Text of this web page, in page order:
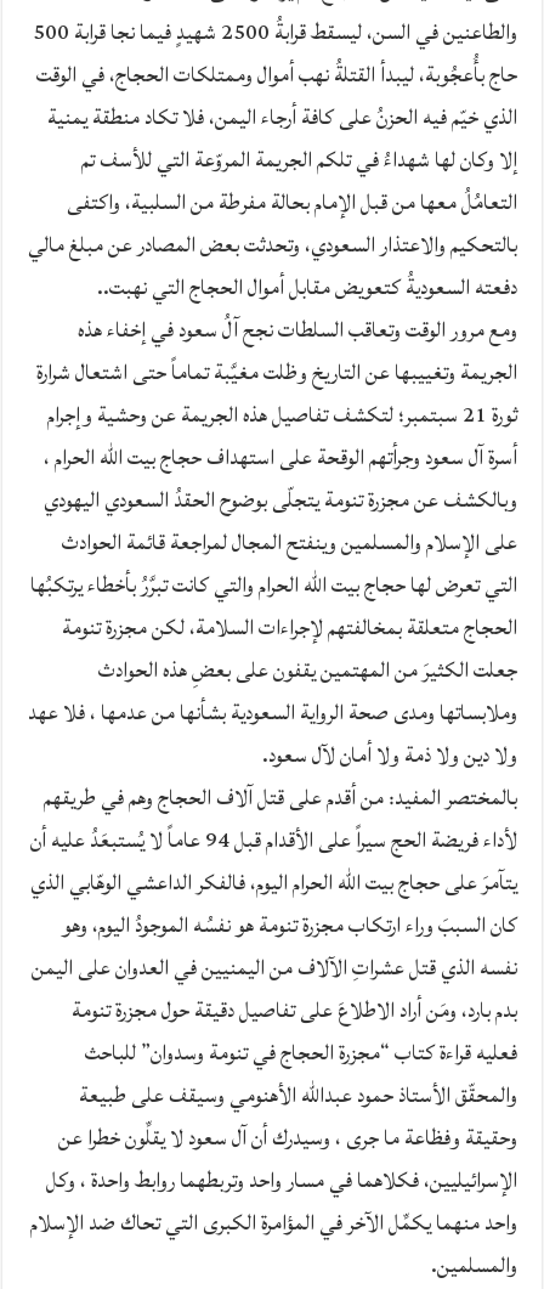
والطاعنين في السن، ليسقط قرابةُ 2500 شهيدٍ فيما نجا قرابة 500
حاج بأُعجُوبة، ليبدأ القتلةُ نهب أموال وممتلكات الحجاج، في الوقت
الذي خيّم فيه الحزنُ على كافة أرجاء اليمن، فلا تكاد منطقة يمنية
إلا وكان لها شهداءُ في تلكم الجريمة المروّعة التي للأسف تم
التعامُلُ معها من قبل الإمام بحالة مفرطة من السلبية، واكتفى
بالتحكيم والاعتذار السعودي، وتحدثت بعض المصادر عن مبلغ مالي
دفعته السعوديةُ كتعويض مقابل أموال الحجاج التي نهبت..
ومع مرور الوقت وتعاقب السلطات نجح آلُ سعود في إخفاء هذه
الجريمة وتغييبها عن التاريخ وظلت مغيَّبة تماماً حتى اشتعال شرارة
ثورة 21 سبتمبر؛ لتكشف تفاصيل هذه الجريمة عن وحشية وإجرام
أسرة آل سعود وجرأتهم الوقحة على استهداف حجاج بيت الله الحرام ،
وبالكشف عن مجزرة تنومة يتجلّى بوضوح الحقدُ السعودي اليهودي
على الإسلام والمسلمين وينفتح المجال لمراجعة قائمة الحوادث
التي تعرض لها حجاج بيت الله الحرام والتي كانت تبرَّرُ بأخطاء يرتكبُها
الحجاج متعلقة بمخالفتهم لإجراءات السلامة، لكن مجزرة تنومة
جعلت الكثيرَ من المهتمين يقفون على بعضِ هذه الحوادث
وملابساتها ومدى صحة الرواية السعودية بشأنها من عدمها ، فلا عهد
ولا دين ولا ذمة ولا أمان لآل سعود.
بالمختصر المفيد: من أقدم على قتل آلاف الحجاج وهم في طريقهم
لأداء فريضة الحج سيراً على الأقدام قبل 94 عاماً لا يُستبعَدُ عليه أن
يتآمرَ على حجاج بيت الله الحرام اليوم، فالفكر الداعشي الوهّابي الذي
كان السببَ وراء ارتكاب مجزرة تنومة هو نفسُه الموجودُ اليوم، وهو
نفسه الذي قتل عشراتِ الآلاف من اليمنيين في العدوان على اليمن
بدم بارد، ومَن أراد الاطلاعَ على تفاصيل دقيقة حول مجزرة تنومة
فعليه قراءة كتاب “مجزرة الحجاج في تنومة وسدوان” للباحث
والمحقّق الأستاذ حمود عبدالله الأهنومي وسيقف على طبيعة
وحقيقة وفظاعة ما جرى ، وسيدرك أن آل سعود لا يقلِّون خطرا عن
الإسرائيليين، فكلاهما في مسار واحد وتربطهما روابط واحدة ، وكل
واحد منهما يكمِّل الآخر في المؤامرة الكبرى التي تحاك ضد الإسلام
والمسلمين.